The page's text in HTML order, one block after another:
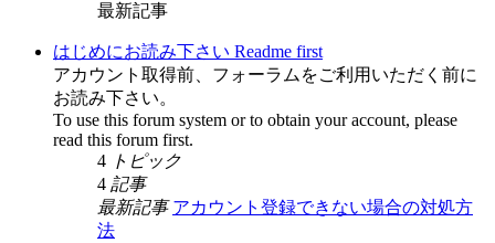
最新記事
はじめにお読み下さい Readme first
アカウント取得前、フォーラムをご利用いただく前に
お読み下さい。
To use this forum system or to obtain your account, please
read this forum first.
4 トピック
4 記事
最新記事 アカウント登録できない場合の対処方
法